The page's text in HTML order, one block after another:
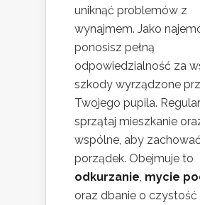
uniknąć problemów z
wynajmem. Jako
ponosisz pełną
odpowiedzialność za
szkody wyrządzone
Twojego pupila.
sprzątaj mieszkanie
wspólne, aby zachować
porządek. Obejmuje to
odkurzanie, mycie
oraz dbanie o czystość